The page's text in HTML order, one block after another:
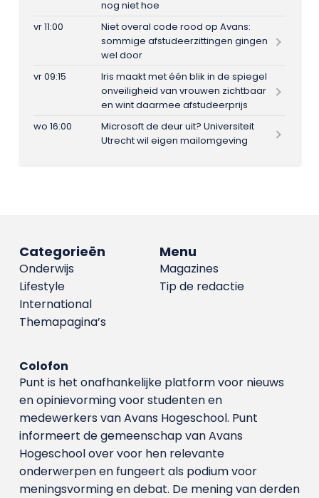
nog niet hoe
vr 11:00
Niet overal code rood op Avans:
sommige afstudeerzittingen gingen
wel door
vr 09:15
Iris maakt met één blik in de spiegel
onveiligheid van vrouwen zichtbaar
en wint daarmee afstudeerprijs
wo 16:00
Microsoft de deur uit? Universiteit
Utrecht wil eigen mailomgeving
Menu
Magazines
Tip de redactie
Categorieën
Onderwijs
Lifestyle
International
Themapagina’s
Colofon
Punt is het onafhankelijke platform voor nieuws
en opinievorming voor studenten en
medewerkers van Avans Hoge­school. Punt
informeert de gemeenschap van Avans
Hogeschool over voor hen relevante
onderwerpen en fungeert als podium voor
meningsvorming en debat. De mening van derden